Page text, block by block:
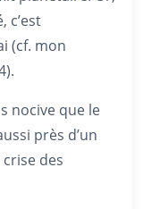
c’est
(cf. mon
nocive que le
près d’un
des